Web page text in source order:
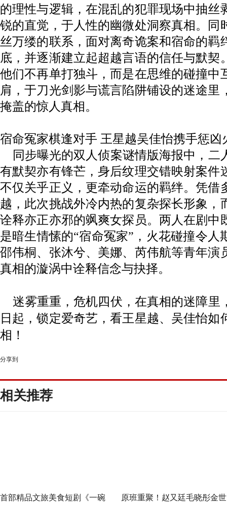
的理性与逻辑，在混乱的犯罪现场中抽丝
锐的直觉，于人性的幽微处洞察真相。 同
丝万缕的联系，面对离奇诡案和宿命的羁
底 ， 并逐渐建立起超越言语的信任与默契
他们不再单打独斗，而是在思维的碰撞中
肩，于刀光剑影与谎言陷阱铺设的迷途里
掩盖的惊人真相。
宿命冤家棋逢对手 王星越吴佳怡携手惩凶
同步曝光的双人侦案谜情版海报中，二
有默契亦有锋芒 ，身后纹理交错映射案件
不仅关乎正义，更牵动命运的羁绊。凭借
越，此次挑战外冷内热的复杂探长形象，
诠释亦正亦邪的飒爽女探员。两人在剧中
是暗生情愫的“宿命冤家”，火花碰撞令人
邵伟桐、张沐兮、美娜、 芮伟航等青年演
真相的漩涡中诠释信念与抉择。
迷雾重重，危机四伏， 在真相的迷障里
日起，锁定爱奇艺，看王星越、吴佳怡如
相！
分享到
相关推荐
首部精品文旅美食短剧《一碗 原班重聚！赵又廷毛晓彤金世